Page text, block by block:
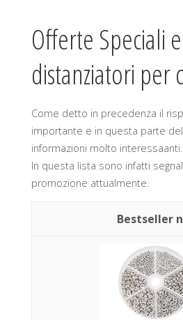
Offerte Speciali
distanziatori per
Come detto in precedenza il
importante e in questa parte
informazioni molto interessaanti.
In questa lista sono infatti
promozione attualmente.